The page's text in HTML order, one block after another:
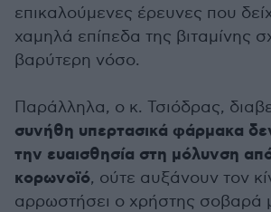
επικαλούμενες έρευνες που
χαμηλά επίπεδα της βιταμίνης
βαρύτερη νόσο.
Παράλληλα, ο κ. Τσιόδρας,
συνήθη υπερτασικά φάρμακα
την ευαισθησία στη μόλυνση
κορωνοϊό, ούτε αυξάνουν τον
αρρωστήσει ο χρήστης σοβαρά